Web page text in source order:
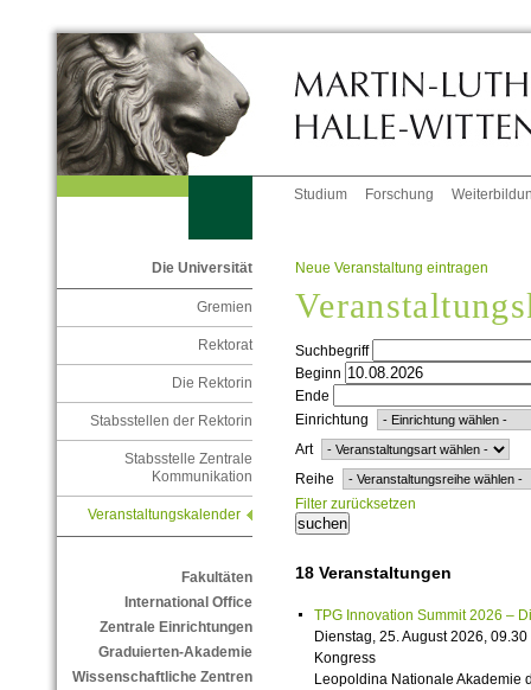
Studium Forschung
Die Universität
Gremien
Rektorat
Die Rektorin
Stabsstellen der Rektorin
Stabsstelle Zentrale
Kommunikation
Veranstaltungskalender
Fakultäten
International Office
Zentrale Einrichtungen
Graduierten-Akademie
Wissenschaftliche Zentren
Neue Veranstaltung eintragen
Suchbegriff
Beginn
Ende
Einrichtung
Art
Reihe
Filter zurücksetzen
18 Veranstaltungen
TPG Innovation Summit 2026 –
Dienstag, 25. August 2026,
Kongress
Leopoldina Nationale Akademie